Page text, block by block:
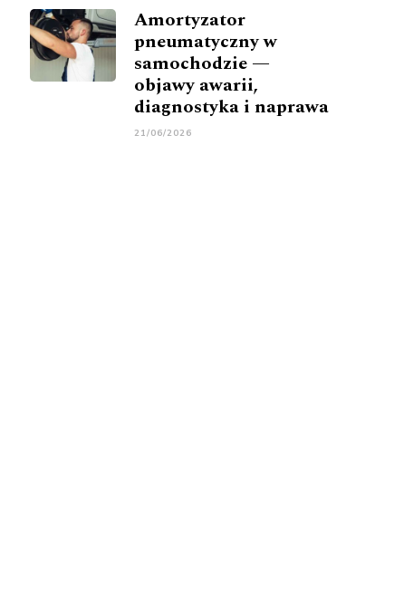
Amortyzator
pneumatyczny w
samochodzie —
objawy awarii,
diagnostyka i naprawa
21/06/2026